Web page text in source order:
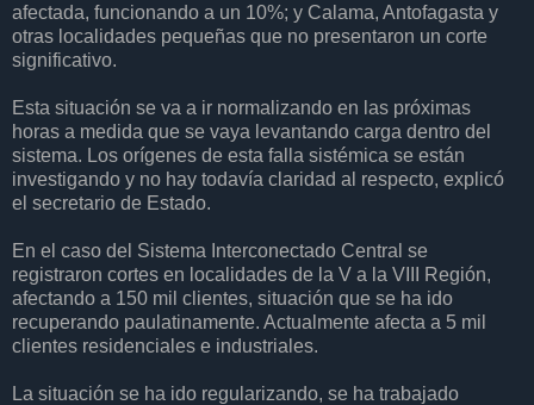
afectada, funcionando a un 10%; y Calama, Antofagasta y
otras localidades pequeñas que no presentaron un corte
significativo.
Esta situación se va a ir normalizando en las próximas
horas a medida que se vaya levantando carga dentro del
sistema. Los orígenes de esta falla sistémica se están
investigando y no hay todavía claridad al respecto, explicó
el secretario de Estado.
En el caso del Sistema Interconectado Central se
registraron cortes en localidades de la V a la VIII Región,
afectando a 150 mil clientes, situación que se ha ido
recuperando paulatinamente. Actualmente afecta a 5 mil
clientes residenciales e industriales.
La situación se ha ido regularizando, se ha trabajado